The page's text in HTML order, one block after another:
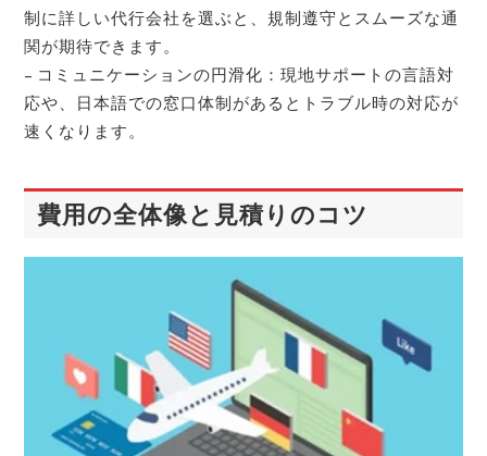
制に詳しい代行会社を選ぶと、規制遵守とスムーズな通
関が期待できます。
– コミュニケーションの円滑化：現地サポートの言語対
応や、日本語での窓口体制があるとトラブル時の対応が
速くなります。
費用の全体像と見積りのコツ